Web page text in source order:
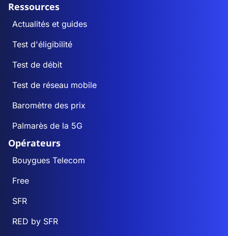
Ressources
Actualités et guides
Test d'éligibilité
Test de débit
Test de réseau mobile
Baromètre des prix
Palmarès de la 5G
Opérateurs
Bouygues Telecom
Free
SFR
RED by SFR